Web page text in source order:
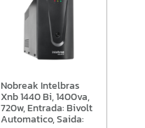
Nobreak Intelbras
Xnb 1440 Bi, 1400va,
720w, Entrada: Bivolt
Automatico, Saida: